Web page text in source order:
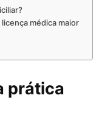
médica maior
prática